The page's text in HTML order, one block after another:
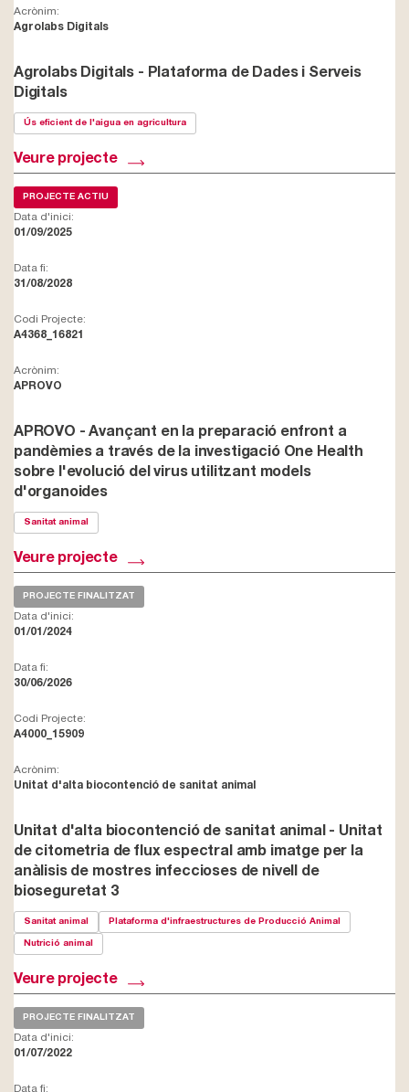
Acrònim:
Agrolabs Digitals
Agrolabs Digitals - Plataforma de Dades i Serveis
Digitals
Ús eficient de l'aigua en agricultura
Veure projecte
PROJECTE ACTIU
Data d'inici:
01/09/2025
Data fi:
31/08/2028
Codi Projecte:
A4368_16821
Acrònim:
APROVO
APROVO - Avançant en la preparació enfront a
pandèmies a través de la investigació One Health
sobre l'evolució del virus utilitzant models
d'organoides
Sanitat animal
Veure projecte
PROJECTE FINALITZAT
Data d'inici:
01/01/2024
Data fi:
30/06/2026
Codi Projecte:
A4000_15909
Acrònim:
Unitat d'alta biocontenció de sanitat animal
Unitat d'alta biocontenció de sanitat animal - Unitat
de citometria de flux espectral amb imatge per la
anàlisis de mostres infeccioses de nivell de
bioseguretat 3
Sanitat animal Plataforma d'infraestructures de Producció Animal
Nutrició animal
Veure projecte
PROJECTE FINALITZAT
Data d'inici:
01/07/2022
Data fi: